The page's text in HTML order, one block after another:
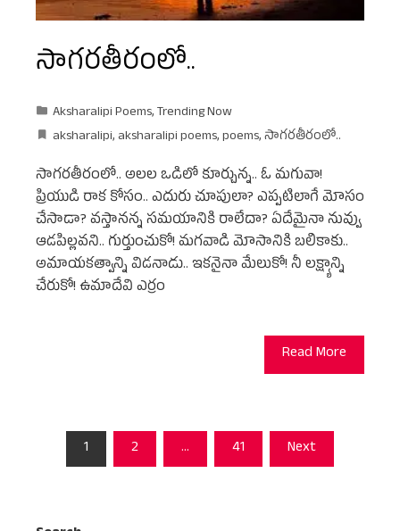
సాగరతీరంలో..
Aksharalipi Poems,Trending Now
aksharalipi, aksharalipi poems,poems,సాగరతీరంలో..
సాగరతీరంలో.. అలల ఒడిలో కూర్చున్న.. ఓ మగువా!
ప్రియుడి రాక కోసం.. ఎదురు చూపులా? ఎప్పటిలాగే మెాసం
చేసాడా? వస్తానన్న సమయానికి రాలేదా? ఏదేమైనా నువ్వు
ఆడపిల్లవని.. గుర్తుంచుకో! మగవాడి మెాసానికి బలికాకు..
అమాయకత్వాన్ని విడనాడు.. ఇకనైనా మేలుకో! నీ లక్ష్యాన్ని
చేరుకో! ఉమాదేవి ఎర్రం
Read More
Posts
1 2 … 41 Next